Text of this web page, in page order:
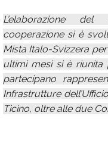
L’elaborazione
cooperazione si è
Mista Italo-Svizzera
ultimi mesi si è riunita
partecipano
Infrastrutture
Ticino, oltre alle due